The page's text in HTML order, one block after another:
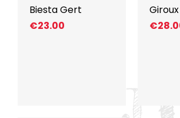
Biesta Gert
€23.00
€